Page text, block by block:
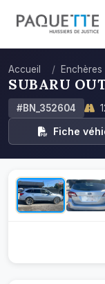
Accueil Enchères
SUBARU
#BN_352604
Fiche